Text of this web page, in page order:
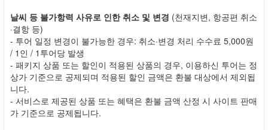
날씨 등 불가항력 사유로 인한 취소 및 변경 (천재지변, 항공편 취소
·결항 등)
- 투어 일정 변경이 불가능한 경우: 취소·변경 처리 수수료 5,000원
/ 1인 / 1투어당 발생
- 패키지 상품 또는 할인이 적용된 상품의 경우, 이용하신 투어는 정
상가 기준으로 공제되며 적용된 할인 금액은 환불 대상에서 제외됩
니다.
- 서비스로 제공된 상품 또는 혜택은 환불 금액 산정 시 사이트 판매
가 기준으로 공제됩니다.